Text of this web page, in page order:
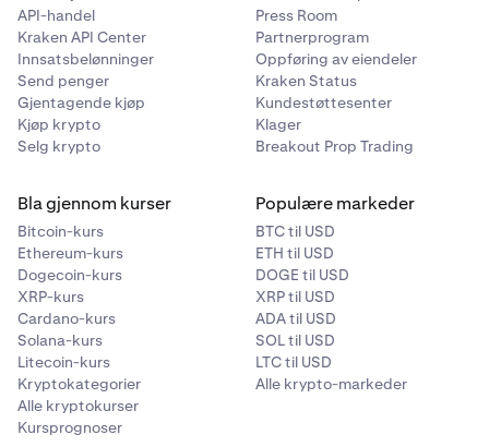
•
Segregert viser nettofortjenesten eller -tapet på det
instrumentet gjennom den aktuelle handelsdagen.
•
Clearing_Fee refererer til det totale gebyret belastet
av Clearing Firm / FCM for alle instrumenter.
•
Mkdt_FeeADJ (ikke avbildet) refererer til
Mer informasjon om de ulike handelskostnadene finner
du her:US Futures Fees
handelsdag.
•
Kjøpsantall fylles ut hvis utførelsen var for en
kjøpsordre, og vil liste antall kontrakter som ble
utført.
•
Salgsantall fylles ut hvis utførelsen var for en
salgsordre, og vil liste antall kontrakter som ble
• Utfylt pris viser prisen ordren ble utført til.
• Order_Id gir en liste over ordre-ID-en for hver ordre.
•
Bruttofortjeneste eller -tap fra handler viser den
totale bruttofortjenesten eller -tapet fra handler
som ble åpnet og lukket på den aktuelle
handelsdagen.
•
Endring i Open Trade Equity vil fylles ut hvis det er
åpne posisjoner på kontoen ved stengetid for den
aktuelle handelsdagen.
API-handel
Kraken API Center
Innsatsbelønninger
Send penger
Gjentagende kjøp
Kjøp krypto
Selg krypto
Press Room
Partnerprogram
Oppføring av eiendeler
Kraken Status
Kundestøttesenter
Klager
Breakout Prop Trading
Bla gjennom kurser
Bitcoin-kurs
Ethereum-kurs
Dogecoin-kurs
XRP-kurs
Cardano-kurs
Solana-kurs
Litecoin-kurs
Kryptokategorier
Alle kryptokurser
Kursprognoser
Populære markeder
BTC til USD
ETH til USD
DOGE til USD
XRP til USD
ADA til USD
SOL til USD
LTC til USD
Alle krypto-markeder